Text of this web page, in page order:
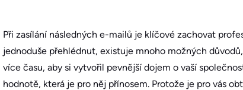
Při zasílání následných e-mailů je klíčové zachovat
jednoduše přehlédnut, existuje mnoho možných
více času, aby si vytvořil pevnější dojem o vaší
hodnotě, která je pro něj přínosem. Protože je pro vás